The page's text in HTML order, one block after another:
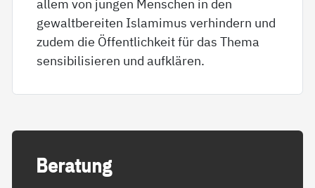
allem von jungen Menschen in den
gewaltbereiten Islamimus verhindern und
zudem die Öffentlichkeit für das Thema
sensibilisieren und aufklären.
Be­ra­tung